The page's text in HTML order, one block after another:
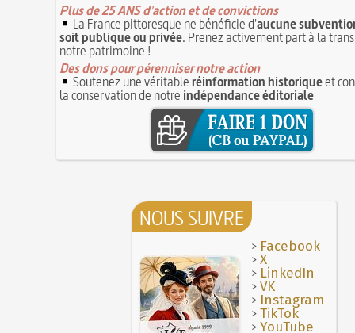
Plus de 25 ANS d'action et de convictions
La France pittoresque ne bénéficie d'aucune
soit publique ou privée. Prenez activement part à la
notre patrimoine !
Des dons pour pérenniser notre action
Soutenez une véritableréinformation historiqueet
la conservation de notre indépendance éditoriale
NOUS SUIVRE
> Facebook
>X
> LinkedIn
>VK
> Instagram
>TikTok
>YouTube